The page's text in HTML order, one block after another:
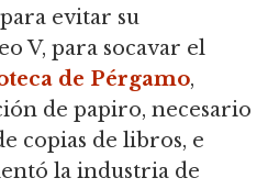
evitar su
V, para socavar el
de Pérgamo,
de papiro, necesario
copias de libros, e
la industria de